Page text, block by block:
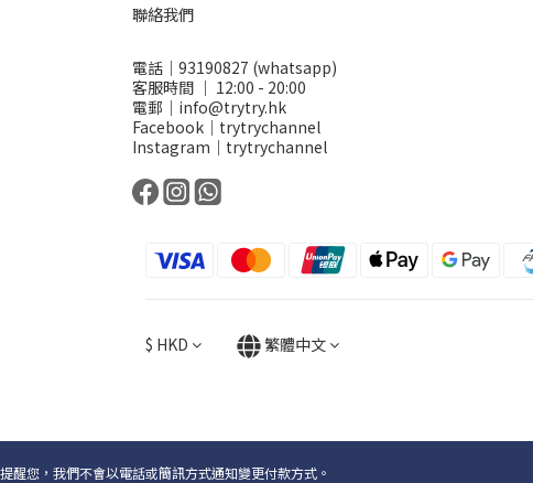
聯絡我們
電話｜93190827 (whatsapp)
客服時間 ｜ 12:00 - 20:00
電郵｜info@trytry.hk
Facebook｜trytrychannel
Instagram｜trytrychannel
$ HKD 繁體中文
提醒您，我們不會以電話或簡訊方式通知變更付款方式。